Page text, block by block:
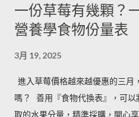
一份草莓有幾顆？
營養學食物份量表
3月 19, 2025
進入草莓價格越來越優惠的三月
嗎？ ​ 善用『食物代換表』，可
取的水果分量，精準採購，開心